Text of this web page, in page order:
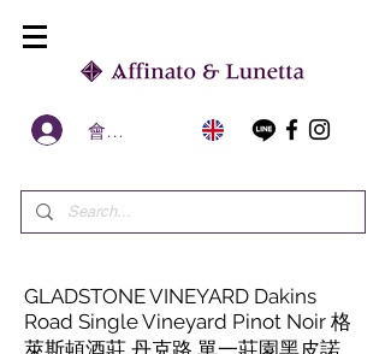
會員區
GLADSTONE VINEYARD Dakins
Road Single Vineyard Pinot Noir 格
萊斯頓酒莊 丹克路 單一莊園黑皮諾